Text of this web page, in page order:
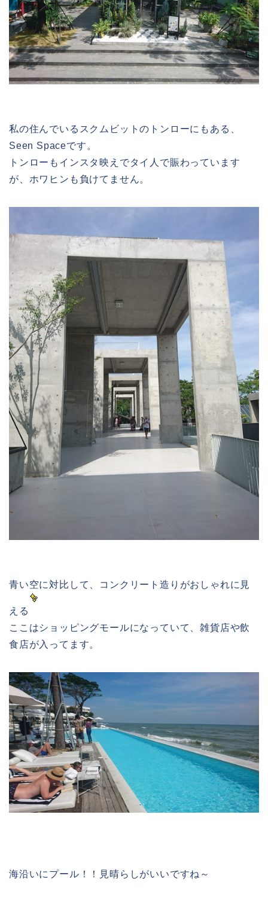
私の住んでいるスクムビットのトンローにもある、
Seen Spaceです。
トンローもインスタ映えでタイ人で賑わっています
が、ホワヒンも負けてません。
青い空に対比して、コンクリート造りがおしゃれに見
える
ここはショッピングモールになっていて、雑貨店や飲
食店が入ってます。
海沿いにプール！！見晴らしがいいですね～